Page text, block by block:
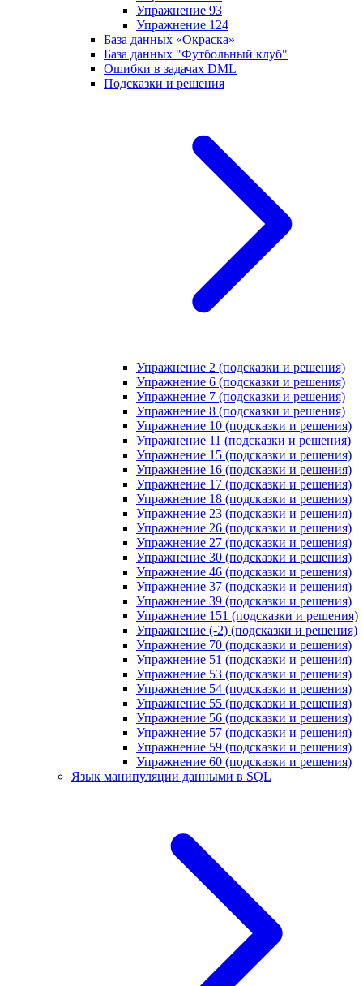
Упражнение 93
Упражнение 124
База данных «Окраска»
База данных "Футбольный клуб"
Ошибки в задачах DML
Подсказки и решения
Упражнение 2 (подсказки и решения)
Упражнение 6 (подсказки и решения)
Упражнение 7 (подсказки и решения)
Упражнение 8 (подсказки и решения)
Упражнение 10 (подсказки и решения)
Упражнение 11 (подсказки и решения)
Упражнение 15 (подсказки и решения)
Упражнение 16 (подсказки и решения)
Упражнение 17 (подсказки и решения)
Упражнение 18 (подсказки и решения)
Упражнение 23 (подсказки и решения)
Упражнение 26 (подсказки и решения)
Упражнение 27 (подсказки и решения)
Упражнение 30 (подсказки и решения)
Упражнение 46 (подсказки и решения)
Упражнение 37 (подсказки и решения)
Упражнение 39 (подсказки и решения)
Упражнение 151 (подсказки и решения)
Упражнение (-2) (подсказки и решения)
Упражнение 70 (подсказки и решения)
Упражнение 51 (подсказки и решения)
Упражнение 53 (подсказки и решения)
Упражнение 54 (подсказки и решения)
Упражнение 55 (подсказки и решения)
Упражнение 56 (подсказки и решения)
Упражнение 57 (подсказки и решения)
Упражнение 59 (подсказки и решения)
Упражнение 60 (подсказки и решения)
Язык манипуляции данными в SQL